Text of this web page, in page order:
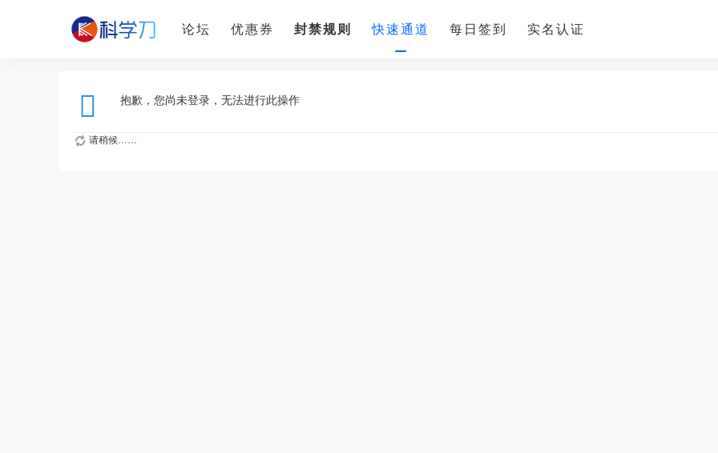
论坛 优惠券 封禁规则 快速通道 每日签到 实名认证
抱歉，您尚未登录，无法进行此操作
请稍候……